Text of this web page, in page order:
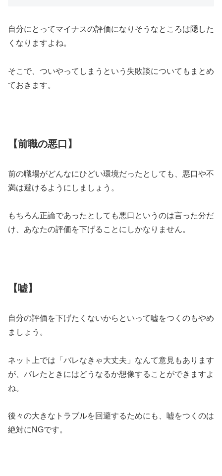
自分にとってマイナスの評価になりそうなところは隠した
くなりますよね。
そこで、ついやってしまうという失敗談についてもまとめ
ておきます。
【前職の悪口】
前の職場がどんなにひどい環境だったとしても、悪口や不
満は避けるようにしましょう。
もちろん正論であったとしても悪口というのは言った分だ
け、あなたの評価を下げることにしかなりません。
【嘘】
自分の評価を下げたくないからといって嘘をつくのもやめ
ましょう。
ネット上では「バレなきゃ大丈夫」なんて意見もあります
が、バレたときにはどうなるか想像することができますよ
ね。
後々の大きなトラブルを回避するためにも、嘘をつくのは
絶対にNGです。